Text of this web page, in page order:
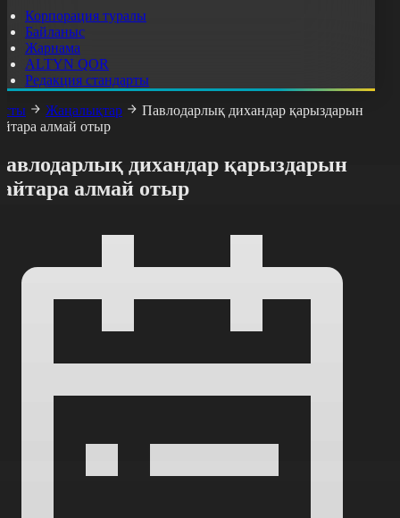
Корпорация туралы
Байланыс
Жарнама
ALTYN QOR
Редакция стандарты
Жаңалықтар
Павлодарлық дихандар қарыздарын
алмай отыр
дихандар қарыздарын
алмай отыр